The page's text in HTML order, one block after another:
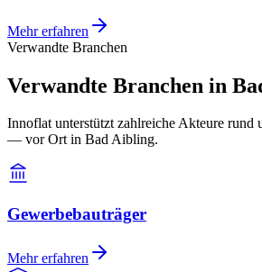
Mehr erfahren
Verwandte Branchen
Verwandte Branchen in
Innoflat unterstützt zahlreiche Akteure rund
— vor Ort in Bad Aibling.
Gewerbebauträger
Mehr erfahren